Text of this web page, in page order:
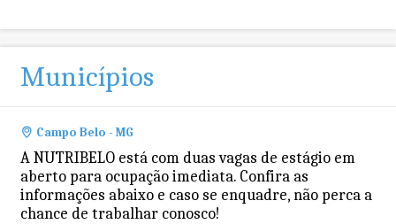
Municípios
Campo Belo - MG
A NUTRIBELO está com duas vagas de estágio em
aberto para ocupação imediata. Confira as
informações abaixo e caso se enquadre, não perca a
chance de trabalhar conosco!